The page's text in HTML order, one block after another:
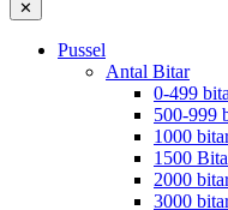
✕
Pussel
Antal Bitar
0-499
500-999
1000
1500
2000
3000